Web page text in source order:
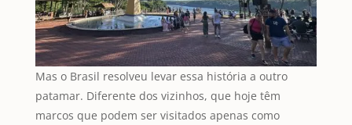
Mas o Brasil resolveu levar essa história a outro
patamar. Diferente dos vizinhos, que hoje têm
marcos que podem ser visitados apenas como